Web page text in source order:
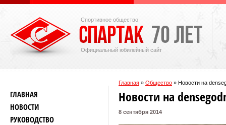
Спортивное общество
Официальный юбилейный сайт
Главная » Общество » Новости на
ГЛАВНАЯ
НОВОСТИ
РУКОВОДСТВО
Новости на
8 сентября 2014